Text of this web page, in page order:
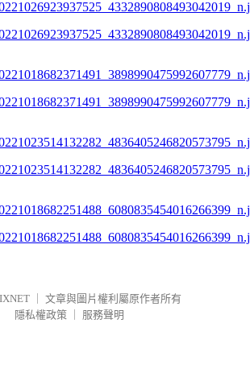
文章與圖片權利屬原作者所有
隱私權政策
服務聲明